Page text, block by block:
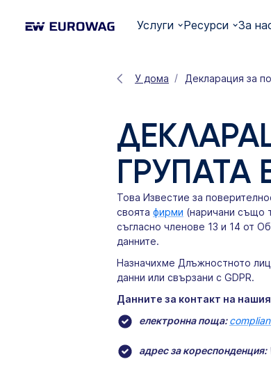
Услуги Ресурси За
У дома Декларация за
ГРУПАТА
Това Известие за
своята фирми (наричани също
съгласно членове 13 и 14 от
данните.
Назначихме Длъжностното
данни или свързани с GDPR.
Данните за контакт на нашия
електронна поща:
адрес за кореспонденция: